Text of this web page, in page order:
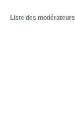
Liste des modérateurs